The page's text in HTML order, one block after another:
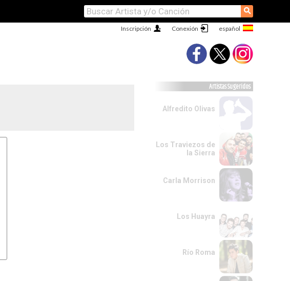
⚲
Conexión
Inscripción
Artistas Sugeridos
Alfredito Olivas
Los Traviezos de
la Sierra
Carla Morrison
Los Huayra
Río Roma